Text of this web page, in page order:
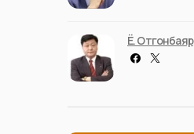
Ё. Отгонбаяр